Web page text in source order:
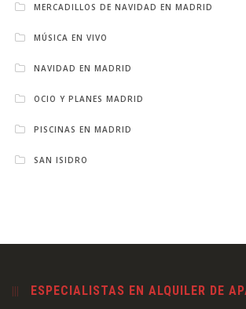
MERCADILLOS DE NAVIDAD EN MADRID
MÚSICA EN VIVO
NAVIDAD EN MADRID
OCIO Y PLANES MADRID
PISCINAS EN MADRID
SAN ISIDRO
ESPECIALISTAS EN ALQUILER DE